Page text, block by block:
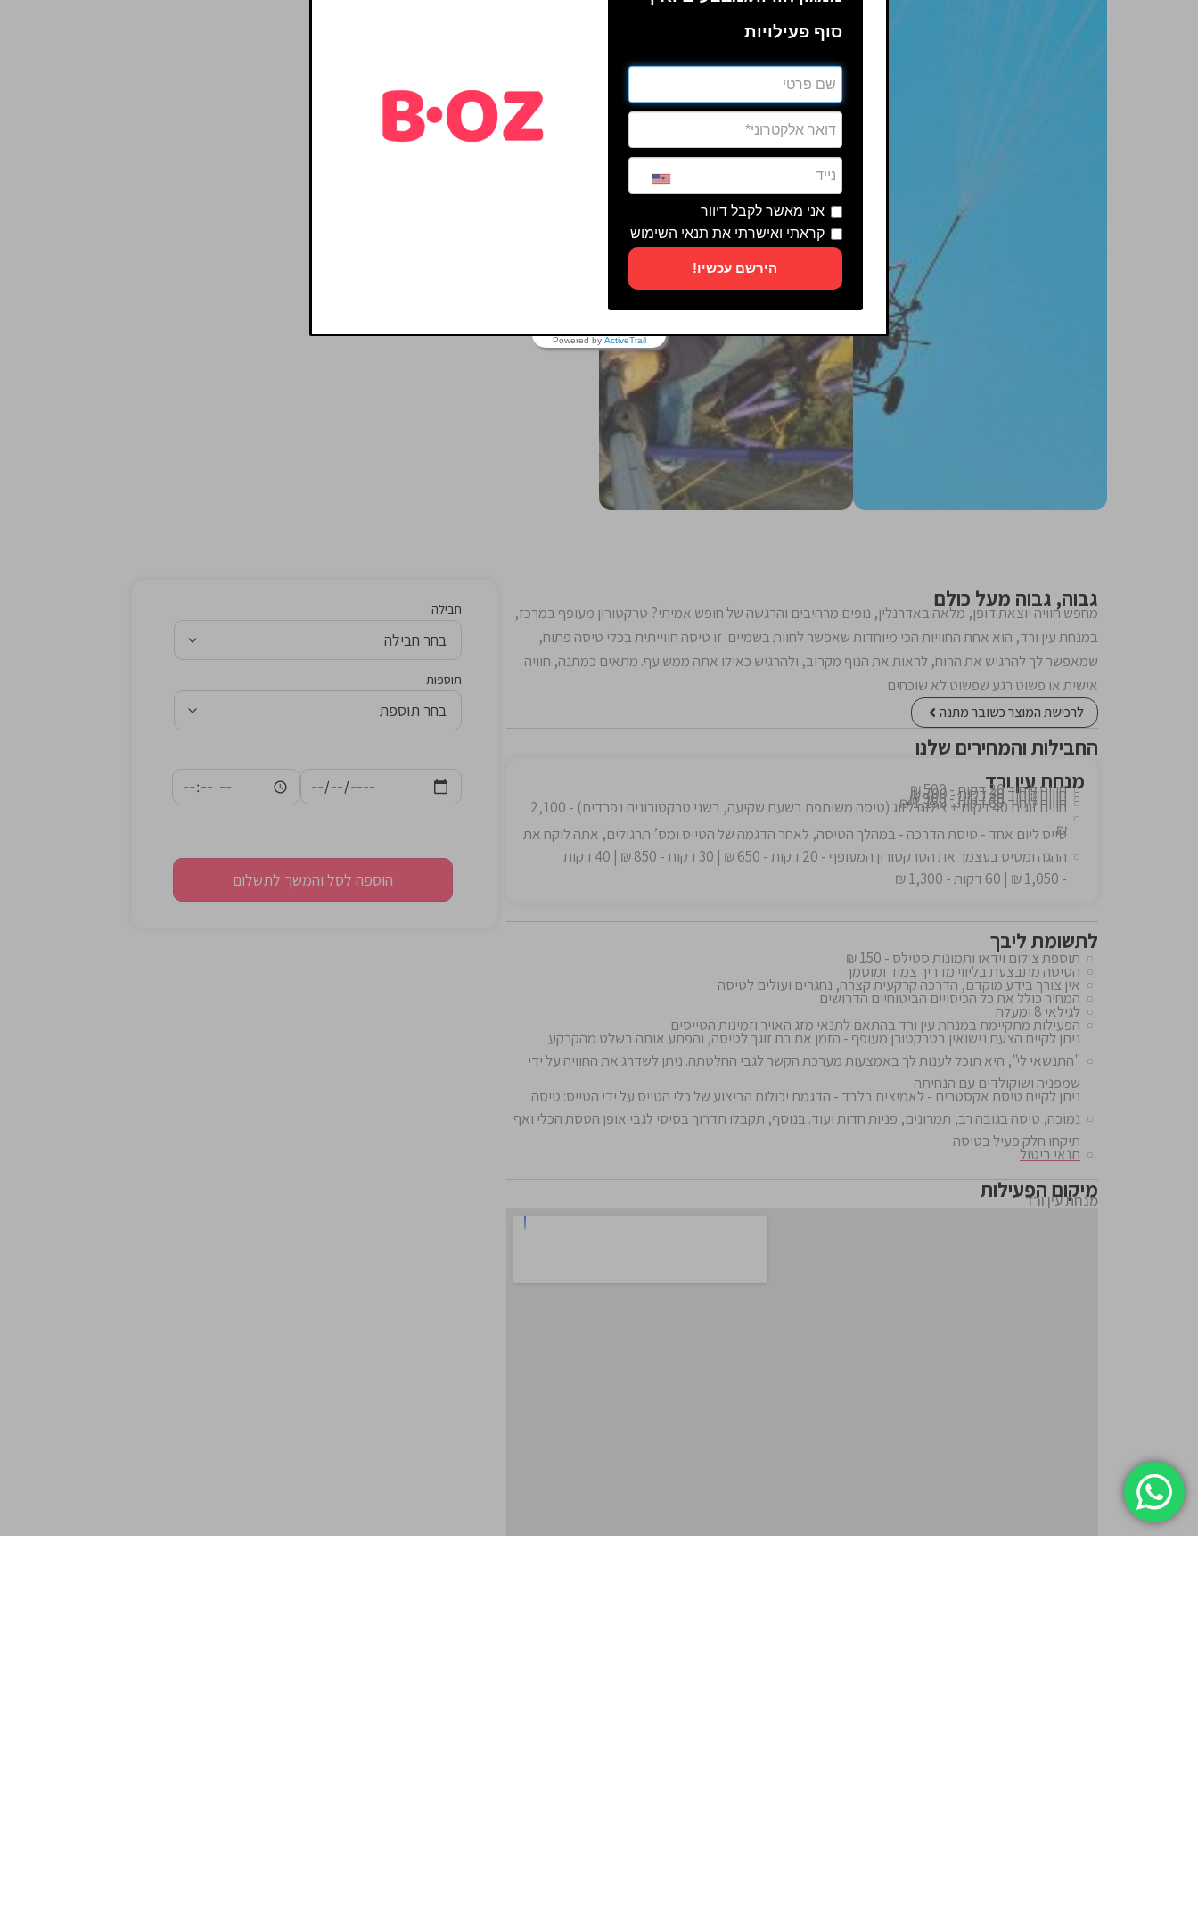
גבוה, גבוה מעל כולם
מחפש חוויה יוצאת דופן, מלאה באדרנלין, נופים מרהיבים והרגשה של חופש אמיתי? טרקטורון מעופף במרכז,
במנחת עין ורד, הוא אחת החוויות הכי מיוחדות שאפשר לחוות בשמיים. זו טיסה חווייתית בכלי טיסה פתוח,
שמאפשר לך להרגיש את הרוח, לראות את הנוף מקרוב, ולהרגיש כאילו אתה ממש עף. מתאים כמתנה, חוויה
אישית או פשוט רגע שפשוט לא שוכחים
לרכישת המוצר כשובר מתנה
החבילות והמחירים שלנו
מנחת עין ורד
חוויה ליחיד 20 דקות - 500 ₪
חוויה ליחיד 30 דקות - 700 ₪
חוויה ליחיד 40 דקות - 900 ₪
חוויה ליחיד 60 דקות - 1,150 ₪
חוויה זוגית 40 דקות + צילום לזוג (טיסה משותפת בשעת שקיעה, בשני טרקטורונים נפרדים) - 2,100
₪
טייס ליום אחד - טיסת הדרכה - במהלך הטיסה, לאחר הדגמה של הטייס ומס’ תרגולים, אתה לוקח את
ההגה ומטיס בעצמך את הטרקטורון המעופף - 20 דקות - 650 ₪ | 30 דקות - 850 ₪ | 40 דקות
- 1,050 ₪ | 60 דקות - 1,300 ₪
לתשומת ליבך
תוספת צילום וידאו ותמונות סטילס - 150 ₪
הטיסה מתבצעת בליווי מדריך צמוד ומוסמך
אין צורך בידע מוקדם, הדרכה קרקעית קצרה, נחגרים ועולים לטיסה
המחיר כולל את כל הכיסויים הביטוחיים הדרושים
לגילאי 8 ומעלה
הפעילות מתקיימת במנחת עין ורד בהתאם לתנאי מזג האויר וזמינות הטייסים
ניתן לקיים הצעת נישואין בטרקטורן מעופף - הזמן את בת זוגך לטיסה, והפתע אותה בשלט מהקרקע
"התנשאי לי", היא תוכל לענות לך באמצעות מערכת הקשר לגבי החלטתה. ניתן לשדרג את החוויה על ידי
שמפניה ושוקולדים עם הנחיתה
ניתן לקיים טיסת אקסטרים - לאמיצים בלבד - הדגמת יכולות הביצוע של כלי הטייס על ידי הטייס: טיסה
נמוכה, טיסה בגובה רב, תמרונים, פניות חדות ועוד. בנוסף, תקבלו תדרוך בסיסי לגבי אופן הטסת הכלי ואף
תיקחו חלק פעיל בטיסה
תנאי ביטול
מיקום הפעילות
מנחת עין ורד
חבילה
תוספות
הוספה לסל והמשך לתשלום
סוף פעילויות
אני מאשר לקבל דיוור
קראתי ואישרתי את תנאי השימוש
הירשם עכשיו!
Powered by ActiveTrail